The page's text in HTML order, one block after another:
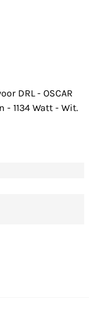
DRL - OSCAR
- 1134 Watt - Wit.